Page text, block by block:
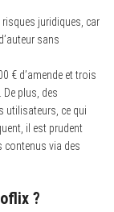
risques juridiques, car
sans
€ d’amende et trois
plus, des
utilisateurs, ce qui
il est prudent
contenus via des
?